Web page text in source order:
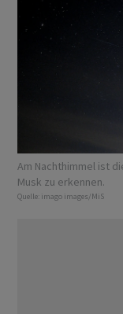
Am Nachthimmel ist
Musk zu erkennen.
Quelle: imago images/MiS